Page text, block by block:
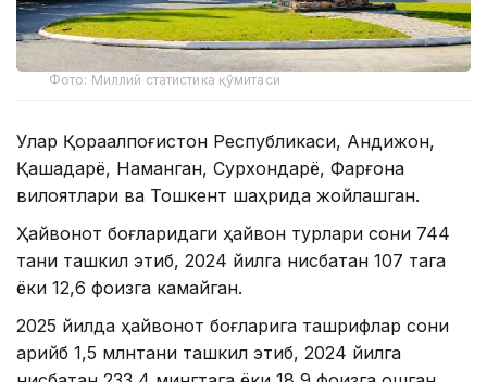
Фото: Миллий статистика қўмитаси
Улар Қорақалпоғистон Республикаси, Андижон,
Қашқадарё, Наманган, Сурхондарё, Фарғона
вилоятлари ва Тошкент шаҳрида жойлашган.
Ҳайвонот боғларидаги ҳайвон турлари сони 744
тани ташкил этиб, 2024 йилга нисбатан 107 тага
ёки 12,6 фоизга камайган.
2025 йилда ҳайвонот боғларига ташрифлар сони
қарийб 1,5 млнтани ташкил этиб, 2024 йилга